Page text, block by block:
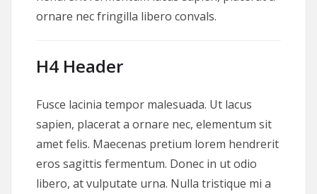
ornare nec fringilla libero convals.
H4 Header
Fusce lacinia tempor malesuada. Ut lacus
sapien, placerat a ornare nec, elementum sit
amet felis. Maecenas pretium lorem hendrerit
eros sagittis fermentum. Donec in ut odio
libero, at vulputate urna. Nulla tristique mi a